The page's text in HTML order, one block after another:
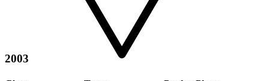
2003